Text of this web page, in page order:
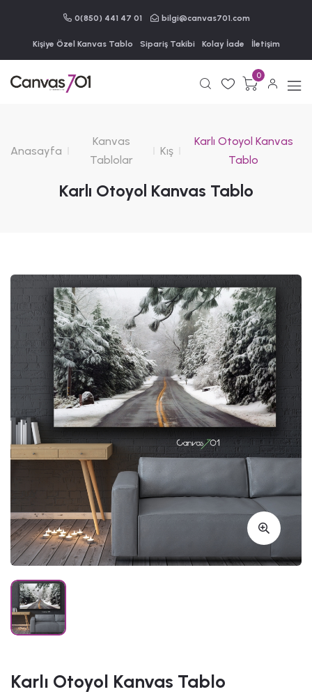
0(850) 441 47 01 bilgi@canvas701.com
Kişiye Özel Kanvas Tablo Sipariş Takibi Kolay İade İletişim
0
Anasayfa
Kanvas
Tablolar
Kış
Karlı Otoyol Kanvas
Tablo
Karlı Otoyol Kanvas Tablo
Karlı Otoyol Kanvas Tablo